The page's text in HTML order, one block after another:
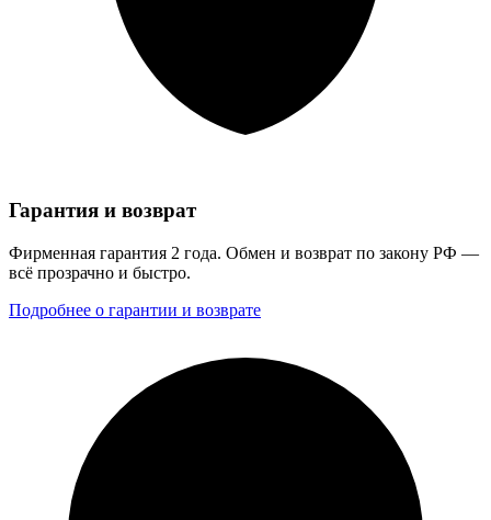
Гарантия и возврат
Фирменная гарантия 2 года. Обмен и возврат по закону РФ —
всё прозрачно и быстро.
Подробнее о гарантии и возврате